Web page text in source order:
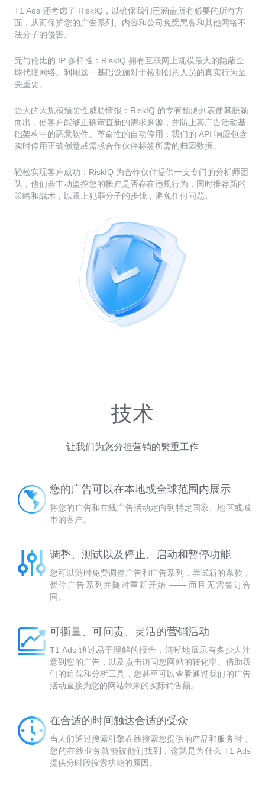
T1 Ads 还考虑了 RiskIQ，以确保我们已涵盖所有必要的所有方
面，从而保护您的广告系列、内容和公司免受黑客和其他网络不
法分子的侵害。
无与伦比的 IP 多样性：RiskIQ 拥有互联网上规模最大的隐蔽全
球代理网络。利用这一基础设施对于检测创意人员的真实行为至
关重要。
强大的大规模预防性威胁情报：RiskIQ 的专有预测列表使其脱颖
而出，使客户能够正确审查新的需求来源，并防止其广告活动基
础架构中的恶意软件。革命性的自动停用：我们的 API 响应包含
实时停用正确创意或需求合作伙伴标签所需的归因数据。
轻松实现客户成功：RiskIQ 为合作伙伴提供一支专门的分析师团
队，他们会主动监控您的帐户是否存在违规行为，同时推荐新的
策略和战术，以跟上犯罪分子的步伐，避免任何问题。
技术
让我们为您分担营销的繁重工作
您的广告可以在本地或全球范围内展示
将您的广告和在线广告活动定向到特定国家、地区或城
市的客户。
调整、测试以及停止、启动和暂停功能
您可以随时免费调整广告和广告系列，尝试新的条款，
暂停广告系列并随时重新开始 —— 而且无需签订合
同。
可衡量、可问责、灵活的营销活动
T1 Ads 通过易于理解的报告，清晰地展示有多少人注
意到您的广告，以及点击访问您网站的转化率。借助我
们的追踪和分析工具，您甚至可以查看通过我们的广告
活动直接为您的网站带来的实际销售额。
在合适的时间触达合适的受众
当人们通过搜索引擎在线搜索您提供的产品和服务时，
您的在线业务就能被他们找到，这就是为什么 T1 Ads
提供分时段搜索功能的原因。